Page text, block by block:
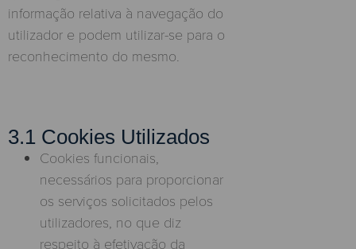
informação relativa à navegação do
utilizador e podem utilizar-se para o
reconhecimento do mesmo.
3.1 Cookies Utilizados
Cookies funcionais,
necessários para proporcionar
os serviços solicitados pelos
utilizadores, no que diz
respeito à efetivação da